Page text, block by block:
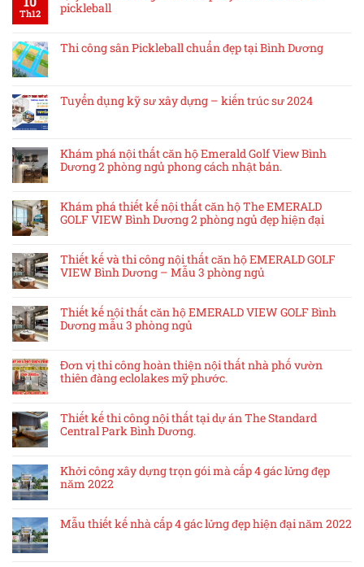
Th12
pickleball
Thi công sân Pickleball chuẩn đẹp tại Bình Dương
Tuyển dụng kỹ sư xây dựng – kiến trúc sư 2024
Khám phá nội thất căn hộ Emerald Golf View Bình
Dương 2 phòng ngủ phong cách nhật bản.
Khám phá thiết kế nội thất căn hộ The EMERALD
GOLF VIEW Bình Dương 2 phòng ngủ đẹp hiện đại
Thiết kế và thi công nội thất căn hộ EMERALD GOLF
VIEW Bình Dương – Mẫu 3 phòng ngủ
Thiết kế nội thất căn hộ EMERALD VIEW GOLF Bình
Dương mẫu 3 phòng ngủ
Đơn vị thi công hoàn thiện nội thất nhà phố vườn
thiên đàng eclolakes mỹ phước.
Thiết kế thi công nội thất tại dự án The Standard
Central Park Bình Dương.
Khởi công xây dựng trọn gói mà cấp 4 gác lửng đẹp
năm 2022
Mẫu thiết kế nhà cấp 4 gác lửng đẹp hiện đại năm 2022